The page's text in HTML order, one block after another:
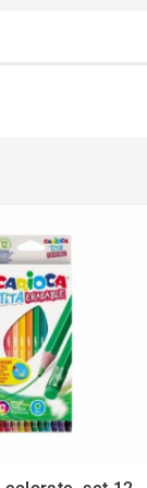
favorite_border